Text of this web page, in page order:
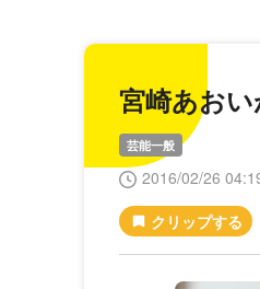
宮崎あお
芸能一般
2016/02/26